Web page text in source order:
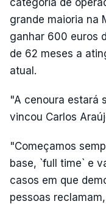
categoria de
grande maioria na
ganhar 600 euros
de 62 meses a
atual.
"A cenoura estará
vincou Carlos
"Começamos
base, `full time` e
casos em que
pessoas